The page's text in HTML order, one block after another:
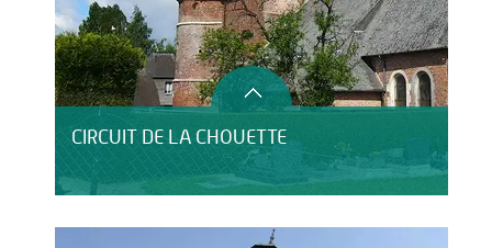
CIRCUIT DE LA CHOUETTE